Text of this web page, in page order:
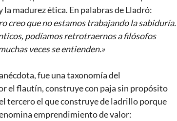
madurez ética. En palabras de Lladró:
creo que no estamos trabajando la sabiduría.
podíamos retrotraernos a filósofos
veces se entienden.»
fue una taxonomía del
el flautín, construye con paja sin propósito
tercero el que construye de ladrillo porque
emprendimiento de valor: